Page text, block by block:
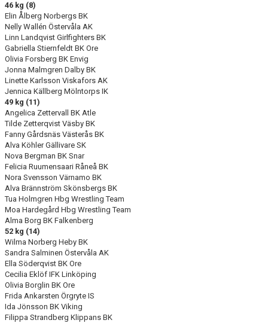
46 kg (8)
Elin Ålberg Norbergs BK
Nelly Wallén Östervåla AK
Linn Landqvist Girlfighters BK
Gabriella Stiernfeldt BK Ore
Olivia Forsberg BK Envig
Jonna Malmgren Dalby BK
Linette Karlsson Viskafors AK
Jennica Källberg Mölntorps IK
49 kg (11)
Angelica Zettervall BK Atle
Tilde Zetterqvist Väsby BK
Fanny Gårdsnäs Västerås BK
Alva Köhler Gällivare SK
Nova Bergman BK Snar
Felicia Ruumensaari Råneå BK
Nora Svensson Värnamo BK
Alva Brännström Skönsbergs BK
Tua Holmgren Hbg Wrestling Team
Moa Hardegård Hbg Wrestling Team
Alma Borg BK Falkenberg
52 kg (14)
Wilma Norberg Heby BK
Sandra Salminen Östervåla AK
Ella Söderqvist BK Ore
Cecilia Eklöf IFK Linköping
Olivia Borglin BK Ore
Frida Ankarsten Örgryte IS
Ida Jönsson BK Viking
Filippa Strandberg Klippans BK